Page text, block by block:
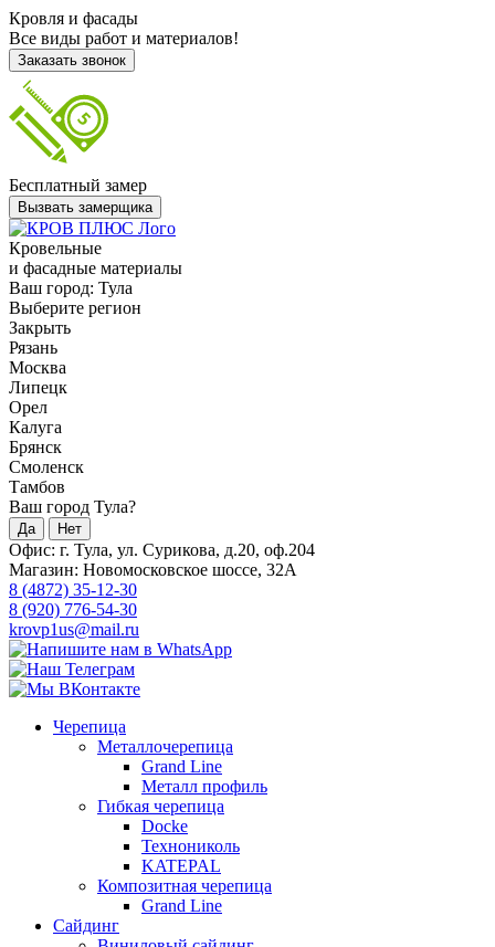
Кровля и фасады
Все виды работ и материалов!
Заказать звонок
Бесплатный замер
Вызвать замерщика
Кровельные
и фасадные материалы
Ваш город: Тула
Выберите регион
Закрыть
Рязань
Москва
Липецк
Орел
Калуга
Брянск
Смоленск
Тамбов
Ваш город Тула?
Да Нет
Офис: г. Тула, ул. Сурикова, д.20, оф.204
Магазин: Новомосковское шоссе, 32А
8 (4872) 35-12-30
8 (920) 776-54-30
krovp1us@mail.ru
Черепица
Металлочерепица
Grand Line
Металл профиль
Гибкая черепица
Docke
Технониколь
KATEPAL
Композитная черепица
Grand Line
Сайдинг